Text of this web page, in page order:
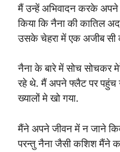
मैं उन्हें अभिवादन करके
किया कि नैना की कातिल
उसके चेहरा में एक अजीब सी
नैना के बारे में सोच सोचकर
रहे थे. मैं अपने फ्लैट पर पहुंच
ख्यालों मे खो गया.
मैंने अपने जीवन में न जाने
परन्तु नैना जैसी कशिश मैंने